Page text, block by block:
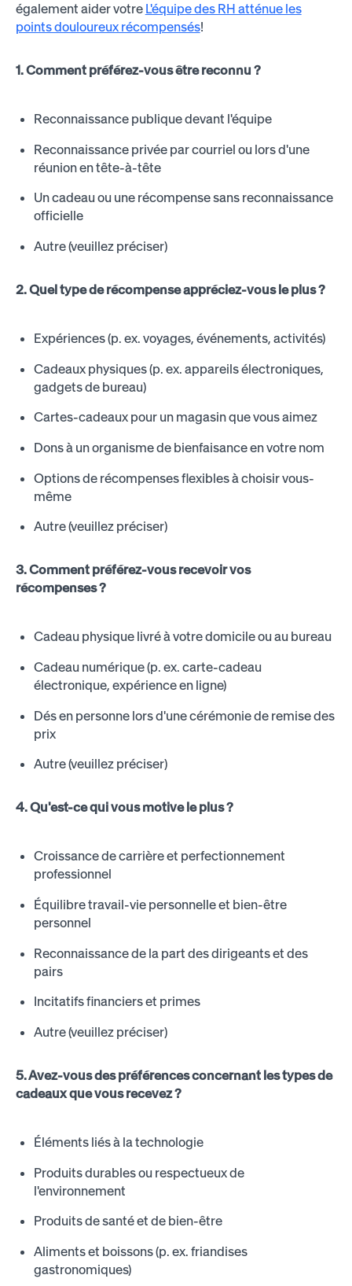
également aider votre L'équipe des RH atténue les
points douloureux récompensés!
1. Comment préférez-vous être reconnu ?
Reconnaissance publique devant l'équipe
Reconnaissance privée par courriel ou lors d'une
réunion en tête-à-tête
Un cadeau ou une récompense sans reconnaissance
officielle
Autre (veuillez préciser)
2. Quel type de récompense appréciez-vous le plus ?
Expériences (p. ex. voyages, événements, activités)
Cadeaux physiques (p. ex. appareils électroniques,
gadgets de bureau)
Cartes-cadeaux pour un magasin que vous aimez
Dons à un organisme de bienfaisance en votre nom
Options de récompenses flexibles à choisir vous-
même
Autre (veuillez préciser)
3. Comment préférez-vous recevoir vos
récompenses ?
Cadeau physique livré à votre domicile ou au bureau
Cadeau numérique (p. ex. carte-cadeau
électronique, expérience en ligne)
Dés en personne lors d'une cérémonie de remise des
prix
Autre (veuillez préciser)
4. Qu'est-ce qui vous motive le plus ?
Croissance de carrière et perfectionnement
professionnel
Équilibre travail-vie personnelle et bien-être
personnel
Reconnaissance de la part des dirigeants et des
pairs
Incitatifs financiers et primes
Autre (veuillez préciser)
5. Avez-vous des préférences concernant les types de
cadeaux que vous recevez ?
Éléments liés à la technologie
Produits durables ou respectueux de
l'environnement
Produits de santé et de bien-être
Aliments et boissons (p. ex. friandises
gastronomiques)